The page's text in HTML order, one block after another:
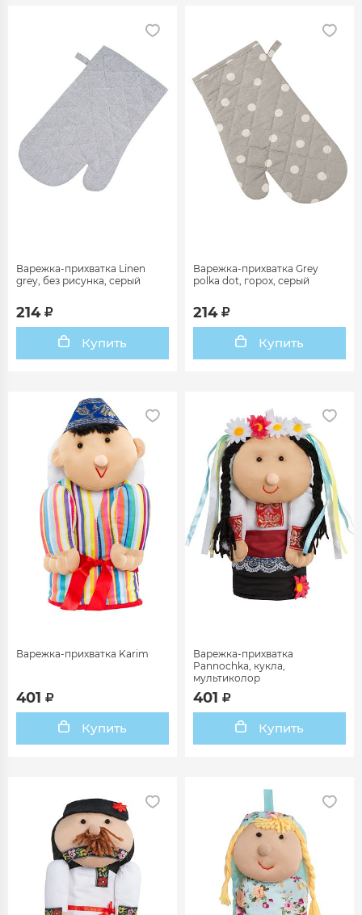
Варежка-прихватка Linen
grey, без рисунка, серый
214
Купить
Варежка-прихватка Grey
polka dot, горох, серый
214
Купить
Варежка-прихватка Karim
401
Купить
Варежка-прихватка
Pannochka, кукла,
мультиколор
401
Купить